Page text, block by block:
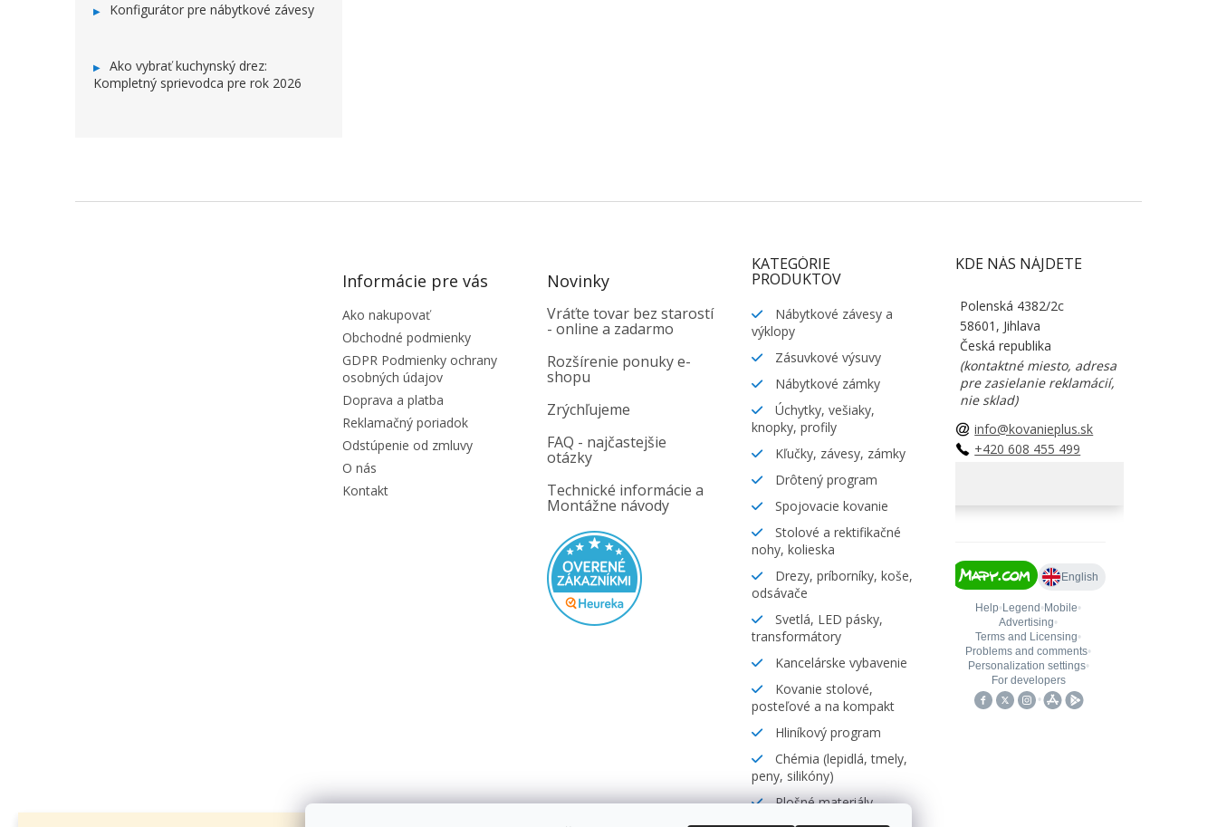
Konfigurátor pre nábytkové závesy
Ako vybrať kuchynský drez:
Kompletný sprievodca pre rok 2026
Informácie pre vás
Ako nakupovať
Obchodné podmienky
GDPR Podmienky ochrany
osobných údajov
Doprava a platba
Reklamačný poriadok
Odstúpenie od zmluvy
O nás
Kontakt
Novinky
Vráťte tovar bez starostí
- online a zadarmo
Rozšírenie ponuky e-
shopu
Zrýchľujeme
FAQ - najčastejšie
otázky
Technické informácie a
Montážne návody
KATEGÓRIE
PRODUKTOV
Nábytkové závesy a
výklopy
Zásuvkové výsuvy
Nábytkové zámky
Úchytky, vešiaky,
knopky, profily
Kľučky, závesy, zámky
Drôtený program
Spojovacie kovanie
Stolové a rektifikačné
nohy, kolieska
Drezy, príborníky, koše,
odsávače
Svetlá, LED pásky,
transformátory
Kancelárske vybavenie
Kovanie stolové,
posteľové a na kompakt
Hliníkový program
Chémia (lepidlá, tmely,
peny, silikóny)
Plošné materiály,
KDE NÁS NÁJDETE
Polenská 4382/2c
58601, Jihlava
Česká republika
(kontaktné miesto, adresa
pre zasielanie reklamácií,
nie sklad)
info@kovanieplus.sk
+420 608 455 499